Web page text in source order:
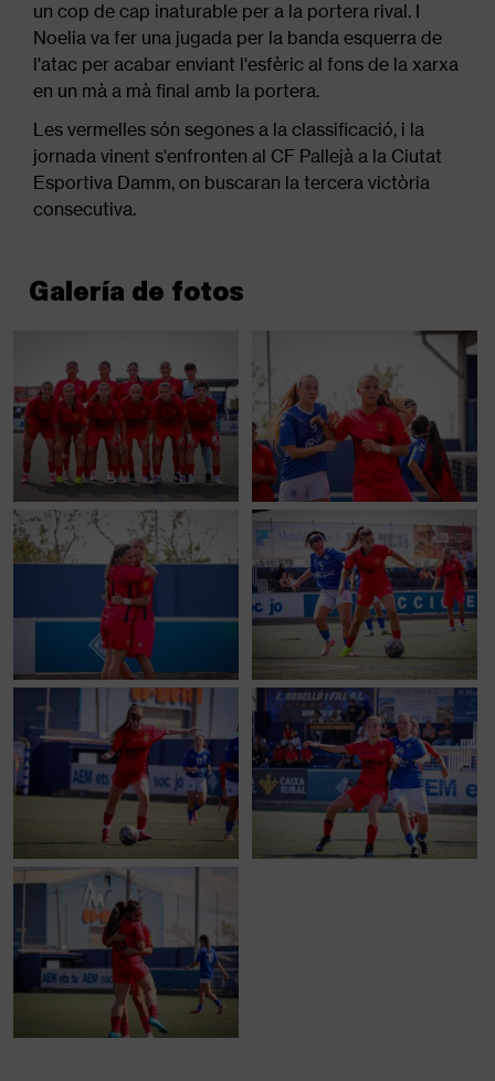
un cop de cap inaturable per a la portera rival. I
Noelia va fer una jugada per la banda esquerra de
l'atac per acabar enviant l'esfèric al fons de la xarxa
en un mà a mà final amb la portera.
Les vermelles són segones a la classificació, i la
jornada vinent s'enfronten al CF Pallejà a la Ciutat
Esportiva Damm, on buscaran la tercera victòria
consecutiva.
Galería de fotos